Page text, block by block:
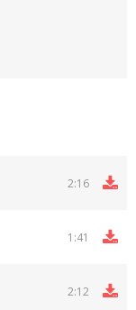
2:16
1:41
2:12